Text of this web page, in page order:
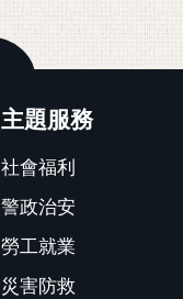
主題服務
社會福利
警政治安
勞工就業
災害防救